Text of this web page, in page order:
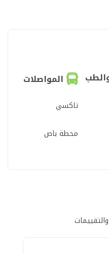
المواصلات
تاكسي
محطة باص